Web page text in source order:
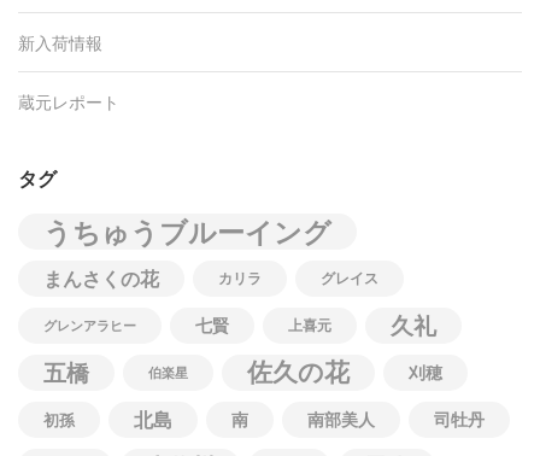
新入荷情報
蔵元レポート
タグ
うちゅうブルーイング
まんさくの花 カリラ グレイス
グレンアラヒー 七賢 上喜元
久礼
五橋
伯楽星 佐久の花 刈穂
初孫 北島 南 南部美人 司牡丹